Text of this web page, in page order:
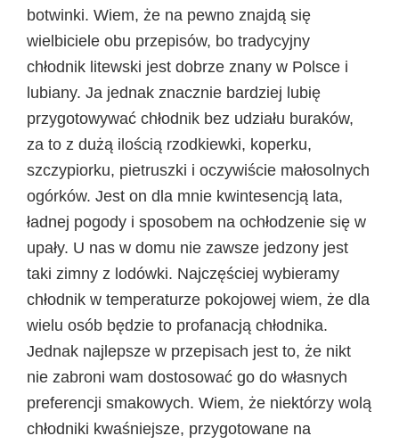
botwinki. Wiem, że na pewno znajdą się
wielbiciele obu przepisów, bo tradycyjny
chłodnik litewski jest dobrze znany w Polsce i
lubiany. Ja jednak znacznie bardziej lubię
przygotowywać chłodnik bez udziału buraków,
za to z dużą ilością rzodkiewki, koperku,
szczypiorku, pietruszki i oczywiście małosolnych
ogórków. Jest on dla mnie kwintesencją lata,
ładnej pogody i sposobem na ochłodzenie się w
upały. U nas w domu nie zawsze jedzony jest
taki zimny z lodówki. Najczęściej wybieramy
chłodnik w temperaturze pokojowej wiem, że dla
wielu osób będzie to profanacją chłodnika.
Jednak najlepsze w przepisach jest to, że nikt
nie zabroni wam dostosować go do własnych
preferencji smakowych. Wiem, że niektórzy wolą
chłodniki kwaśniejsze, przygotowane na